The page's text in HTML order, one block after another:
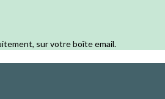
sur votre boîte email.